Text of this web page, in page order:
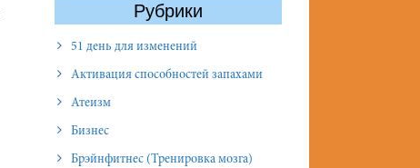
Рубрики
51 день для изменений
Активация способностей запахами
Атеизм
Бизнес
Брэйнфитнес (Тренировка мозга)